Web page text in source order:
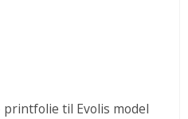
printfolie til Evolis model